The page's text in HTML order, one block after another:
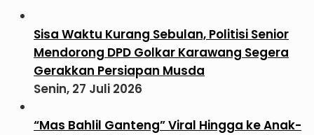
Sisa Waktu Kurang Sebulan, Politisi Senior
Mendorong DPD Golkar Karawang Segera
Gerakkan Persiapan Musda
Senin, 27 Juli 2026
“Mas Bahlil Ganteng” Viral Hingga ke Anak-